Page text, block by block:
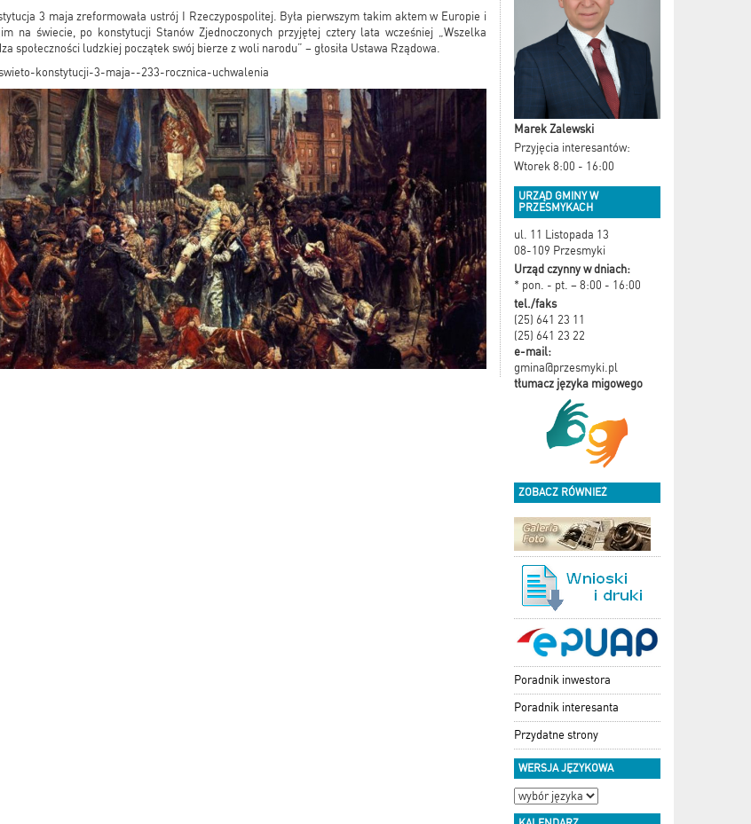
3 maja zreformowała ustrój I Rzeczypospolitej. Była pierwszym takim aktem w Europie i
na świecie, po konstytucji Stanów Zjednoczonych przyjętej cztery lata wcześniej „Wszelka
społeczności ludzkiej początek swój bierze z woli narodu” – głosiła Ustawa Rządowa.
konstytucji-3-maja--233-rocznica-uchwalenia
Marek Zalewski
Przyjęcia interesantów:
Wtorek 8:00 - 16:00
URZĄD GMINY W
PRZESMYKACH
ul. 11 Listopada 13
08-109 Przesmyki
Urząd czynny w dniach:
* pon. - pt. – 8:00 - 16:00
tel./faks
(25) 641 23 11
(25) 641 23 22
e-mail:
gmina@przesmyki.pl
tłumacz języka migowego
ZOBACZ RÓWNIEŻ
Poradnik inwestora
Poradnik interesanta
Przydatne strony
WERSJA JĘZYKOWA